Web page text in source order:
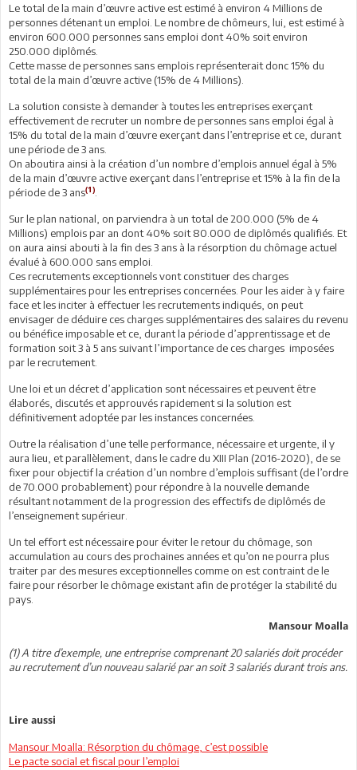
Le total de la main d’œuvre active est estimé à environ 4 Millions de
personnes détenant un emploi. Le nombre de chômeurs, lui, est estimé à
environ 600.000 personnes sans emploi dont 40% soit environ
250.000 diplômés.
Cette masse de personnes sans emplois représenterait donc 15% du
total de la main d’œuvre active (15% de 4 Millions).
La solution consiste à demander à toutes les entreprises exerçant
effectivement de recruter un nombre de personnes sans emploi égal à
15% du total de la main d’œuvre exerçant dans l’entreprise et ce, durant
une période de 3 ans.
On aboutira ainsi à la création d’un nombre d’emplois annuel égal à 5%
de la main d’œuvre active exerçant dans l’entreprise et 15% à la fin de la
période de 3 ans(1)
Sur le plan national, on parviendra à un total de 200.000 (5% de 4
Millions) emplois par an dont 40% soit 80.000 de diplômés qualifiés. Et
on aura ainsi abouti à la fin des 3 ans à la résorption du chômage actuel
évalué à 600.000 sans emploi.
Ces recrutements exceptionnels vont constituer des charges
supplémentaires pour les entreprises concernées. Pour les aider à y faire
face et les inciter à effectuer les recrutements indiqués, on peut
envisager de déduire ces charges supplémentaires des salaires du revenu
ou bénéfice imposable et ce, durant la période d’apprentissage et de
formation soit 3 à 5 ans suivant l’importance de ces charges imposées
par le recrutement.
Une loi et un décret d’application sont nécessaires et peuvent être
élaborés, discutés et approuvés rapidement si la solution est
définitivement adoptée par les instances concernées.
Outre la réalisation d’une telle performance, nécessaire et urgente, il y
aura lieu, et parallèlement, dans le cadre du XIII Plan (2016-2020), de se
fixer pour objectif la création d’un nombre d’emplois suffisant (de l’ordre
de 70.000 probablement) pour répondre à la nouvelle demande
résultant notamment de la progression des effectifs de diplômés de
l’enseignement supérieur.
Un tel effort est nécessaire pour éviter le retour du chômage, son
accumulation au cours des prochaines années et qu’on ne pourra plus
traiter par des mesures exceptionnelles comme on est contraint de le
faire pour résorber le chômage existant afin de protéger la stabilité du
pays.
Mansour Moalla
(1) A titre d’exemple, une entreprise comprenant 20 salariés doit procéder
au recrutement d’un nouveau salarié par an soit 3 salariés durant trois ans.
Lire aussi
Mansour Moalla: Résorption du chômage, c’est possible
Le pacte social et fiscal pour l’emploi